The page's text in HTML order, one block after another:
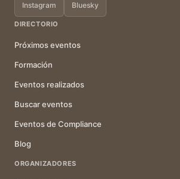
Instagram Bluesky
DIRECTORIO
Próximos eventos
Formación
Eventos realizados
Buscar eventos
Eventos de Compliance
Blog
ORGANIZADORES